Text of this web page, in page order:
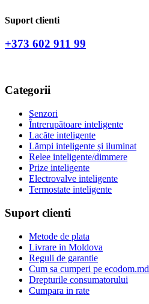
Suport clienti
+373 602 911 99
Categorii
Senzori
Întrerupătoare inteligente
Lacăte inteligente
Lămpi inteligente și iluminat
Relee inteligente/dimmere
Prize inteligente
Electrovalve inteligente
Termostate inteligente
Suport clienti
Metode de plata
Livrare in Moldova
Reguli de garantie
Cum sa cumperi pe ecodom.md
Drepturile consumatorului
Cumpara in rate